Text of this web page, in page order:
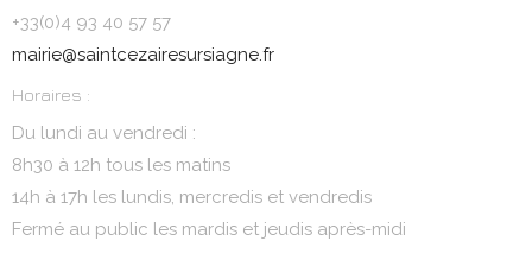
+33(0)4 93 40 57 57
mairie@saintcezairesursiagne.fr
Horaires :
Du lundi au vendredi :
8h30 à 12h tous les matins
14h à 17h les lundis, mercredis et vendredis
Fermé au public les mardis et jeudis après-midi